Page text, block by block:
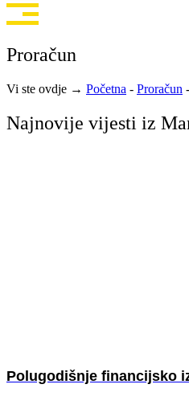
Proračun
Vi ste ovdje → Početna - Proračun -
Najnovije vijesti iz
Polugodišnje financijsko